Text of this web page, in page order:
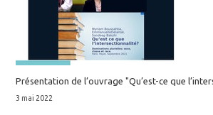
Présentation de l’ouvrage "Qu’est-ce que
3 mai 2022